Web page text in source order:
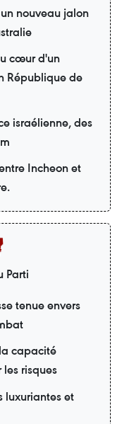
nouveau jalon
cœur d'un
République de
israélienne, des
Incheon et
Parti
tenue envers
capacité
risques
luxuriantes et